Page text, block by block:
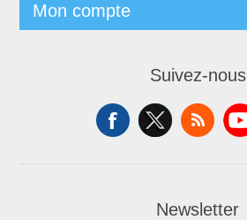
Mon compte
Suivez-nous
Newsletter